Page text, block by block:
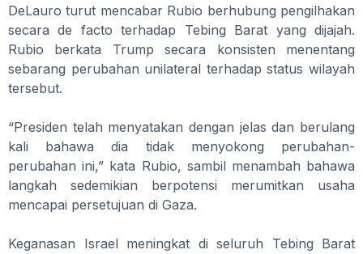
DeLauro turut mencabar Rubio berhubung pengilhakan
secara de facto terhadap Tebing Barat yang dijajah.
Rubio berkata Trump secara konsisten menentang
sebarang perubahan unilateral terhadap status wilayah
tersebut.
“Presiden telah menyatakan dengan jelas dan berulang
kali bahawa dia tidak menyokong perubahan-
perubahan ini,” kata Rubio, sambil menambah bahawa
langkah sedemikian berpotensi merumitkan usaha
mencapai persetujuan di Gaza.
Keganasan Israel meningkat di seluruh Tebing Barat